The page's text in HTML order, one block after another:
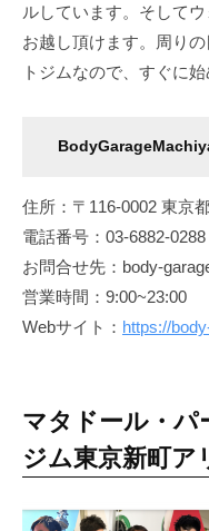
ルしています。そして
お越し頂けます。周り
トジムなので、すぐに
住所：〒116-0002 東京
電話番号：03-6882-0288
お問合せ先：body-
営業時間：9:00~23:00
Webサイト： https://
マタドール・パ
ジム東京新町ア